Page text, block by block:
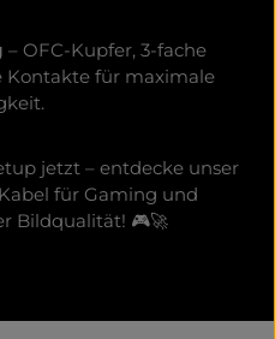
– OFC-Kupfer, 3-fache
Kontakte für maximale
jetzt – entdecke unser
für Gaming und
Bildqualität! 🎮🚀